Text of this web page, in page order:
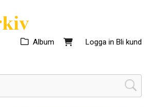
Logga in Bli kund
Album